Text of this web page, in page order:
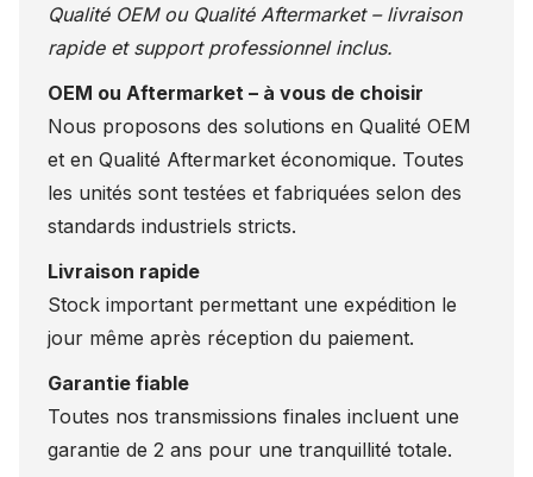
Qualité OEM ou Qualité Aftermarket – livraison
rapide et support professionnel inclus.
OEM ou Aftermarket – à vous de choisir
Nous proposons des solutions en Qualité OEM
et en Qualité Aftermarket économique. Toutes
les unités sont testées et fabriquées selon des
standards industriels stricts.
Livraison rapide
Stock important permettant une expédition le
jour même après réception du paiement.
Garantie fiable
Toutes nos transmissions finales incluent une
garantie de 2 ans pour une tranquillité totale.